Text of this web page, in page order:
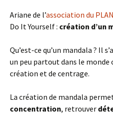
Ariane de l’association du
Do It Yourself : création d’un
Qu’est-ce qu’un mandala ? Il
un peu partout dans le monde
création et de centrage.
La création de mandala
concentration, retrouver